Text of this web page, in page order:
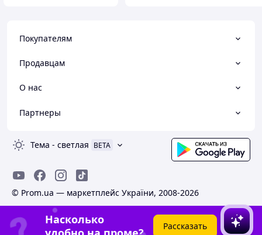
Покупателям
Продавцам
О нас
Партнеры
Тема - светлая BETA
© Prom.ua — маркетплейс України, 2008-2026
Насколько
Рассказать